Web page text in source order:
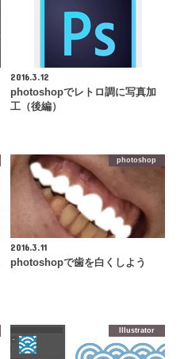
2016.3.12
photoshopでレトロ調に写真加
工（後編）
photoshop
2016.3.11
photoshopで歯を白くしよう
Illustrator